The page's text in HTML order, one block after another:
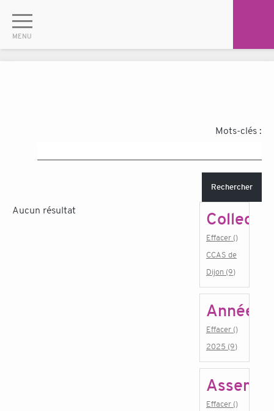
Mots-clés :
Rechercher
Aucun résultat
Effacer ()
CCAS de
Dijon (9)
Année
Effacer ()
2025 (9)
Effacer ()